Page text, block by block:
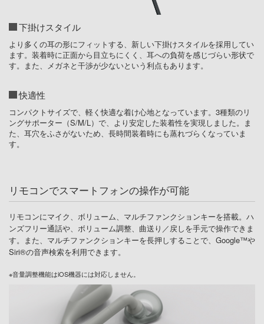
下掛けスタイル
より多くの耳の形にフィットする、新しい下掛けスタイルを採用してい
ます。装着時に正面から目立ちにくく、耳への負荷を感じづらい形状で
す。また、メガネと干渉が少ないという利点もあります。
快適性
コンパクトサイズで、軽く快適な着け心地となっています。3種類のリ
ングサポーター（S/M/L）で、より安定した装着性を実現しました。ま
た、耳穴をふさがないため、長時間装着時にも蒸れづらくなっていま
す。
リモコンでスマートフォンの操作が可能
リモコンにマイク、ボリューム、マルチファンクションキーを搭載。ハ
ンズフリー通話や、ボリューム調整、曲送り／戻しを手元で操作できま
す。また、マルチファンクションキーを長押しすることで、Google™や
Siri®の音声検索を利用できます。
※音量調整機能はiOS機器には対応しません。